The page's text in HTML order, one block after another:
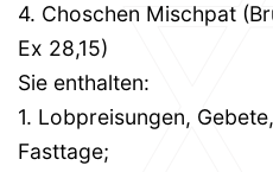
4. Choschen Mischpat
Ex 28,15)
Sie enthalten:
1. Lobpreisungen,
Fasttage;